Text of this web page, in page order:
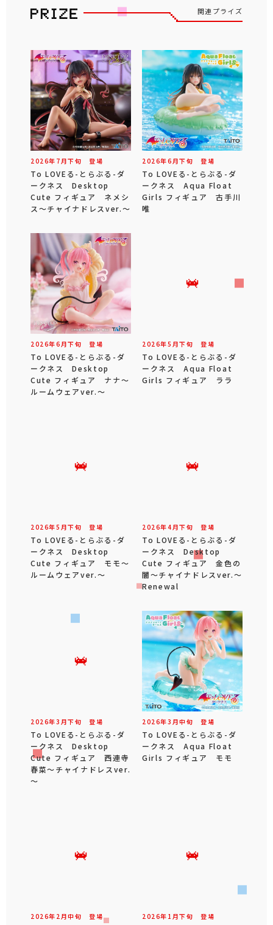
関連プライズ
2026年 7 月下旬 登場
To LOVEる-とらぶる-ダ
ークネス Desktop
Cute フィギュア ネメシ
ス～チャイナドレスver.～
2026年6 月下旬 登場
To LOVEる-とらぶる-ダ
ークネス Aqua Float
Girls フィギュア 古手川
唯
2026年6 月下旬 登場
To LOVEる-とらぶる-ダ
ークネス Desktop
Cute フィギュア ナナ～
ルームウェアver.～
2026年5 月下旬 登場
To LOVEる-とらぶる-ダ
ークネス Aqua Float
Girls フィギュア ララ
2026年5 月下旬 登場
To LOVEる-とらぶる-ダ
ークネス Desktop
Cute フィギュア モモ～
ルームウェアver.～
2026年4 月下旬 登場
To LOVEる-とらぶる-ダ
ークネス Desktop
Cute フィギュア 金色の
闇～チャイナドレスver.～
Renewal
2026年3 月下旬 登場
To LOVEる-とらぶる-ダ
ークネス Desktop
Cute フィギュア 西連寺
春菜～チャイナドレスver.
～
2026年3 月中旬 登場
To LOVEる-とらぶる-ダ
ークネス Aqua Float
Girls フィギュア モモ
2026年 2 月中旬 登場 2026年 1 月下旬 登場